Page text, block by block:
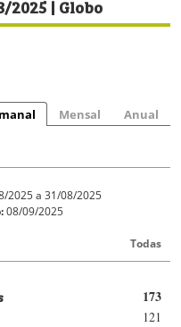
2025 | Globo
Mensal Anual
2025 a 31/08/2025
08/09/2025
Todas
173
121